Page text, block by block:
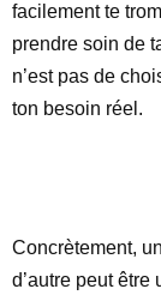
facilement te
prendre soin de
n’est pas de
ton besoin réel.
Concrètement,
d’autre peut